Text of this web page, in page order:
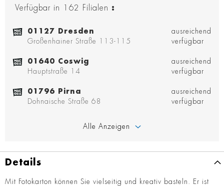
Verfügbar in 162 Filialen :
01127 Dresden
Großenhainer Straße 113-115
ausreichend
verfügbar
01640 Coswig
Hauptstraße 14
ausreichend
verfügbar
01796 Pirna
Dohnaische Straße 68
ausreichend
verfügbar
Alle Anzeigen
Details
Mit Fotokarton können Sie vielseitig und kreativ basteln. Er ist